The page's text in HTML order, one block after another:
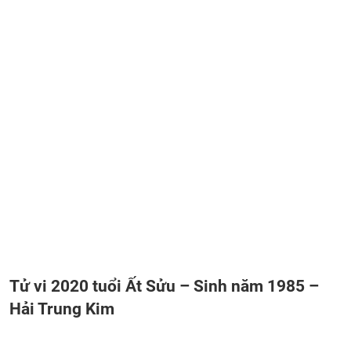
Tử vi 2020 tuổi Ất Sửu – Sinh năm 1985 –
Hải Trung Kim